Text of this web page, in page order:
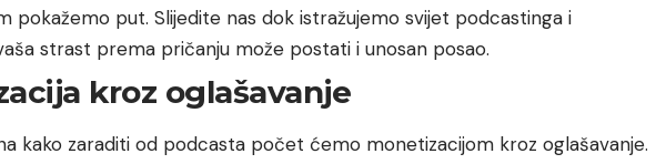
pokažemo put. Slijedite nas dok istražujemo svijet podcastinga i
strast prema pričanju može postati i unosan posao.
kroz oglašavanje
kako zaraditi od podcasta počet ćemo monetizacijom kroz oglašavanje.